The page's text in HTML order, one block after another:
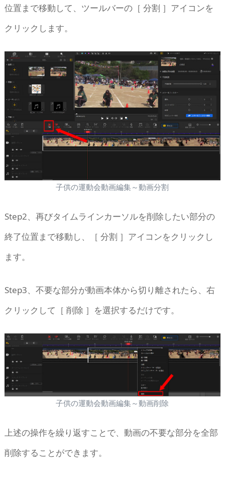
位置まで移動して、ツールバーの［ 分割 ］アイコンを
クリックします。
子供の運動会動画編集～動画分割
Step2、再びタイムラインカーソルを削除したい部分の
終了位置まで移動し、［ 分割 ］アイコンをクリックし
ます。
Step3、不要な部分が動画本体から切り離されたら、右
クリックして［ 削除 ］を選択するだけです。
子供の運動会動画編集～動画削除
上述の操作を繰り返すことで、動画の不要な部分を全部
削除することができます。